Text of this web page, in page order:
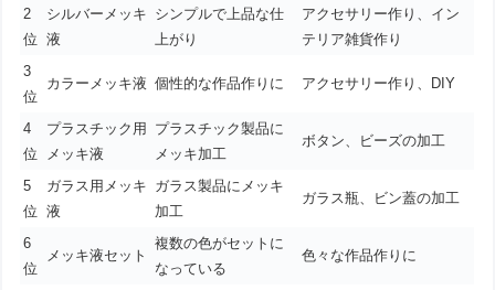
2
位
シルバーメッキ
液
シンプルで上品な仕
上がり
アクセサリー作り、イン
テリア雑貨作り
3
位
カラーメッキ液 個性的な作品作りに アクセサリー作り、DIY
4
位
プラスチック用
メッキ液
プラスチック製品に
メッキ加工
ボタン、ビーズの加工
5
位
ガラス用メッキ
液
ガラス製品にメッキ
加工
ガラス瓶、ビン蓋の加工
6
位
メッキ液セット
複数の色がセットに
なっている
色々な作品作りに